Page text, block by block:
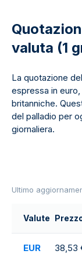
valuta (1
La quotazione
espressa in
britanniche.
del palladio per
giornaliera.
Ultimo
Valute
EUR 38,53